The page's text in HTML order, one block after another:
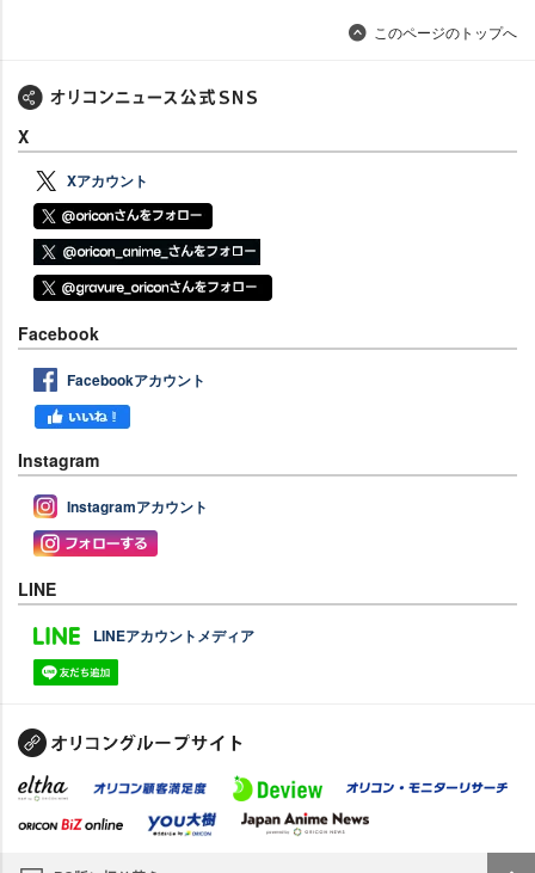
このページのトップへ
X
Xアカウント
Facebook
Facebookアカウント
Instagram
Instagramアカウント
LINE
LINEアカウントメディア